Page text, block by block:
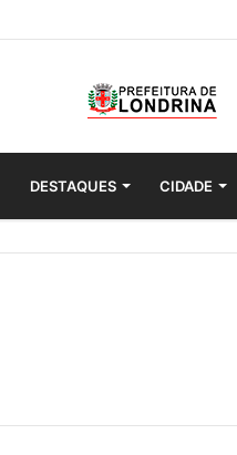
DESTAQUES CIDADE